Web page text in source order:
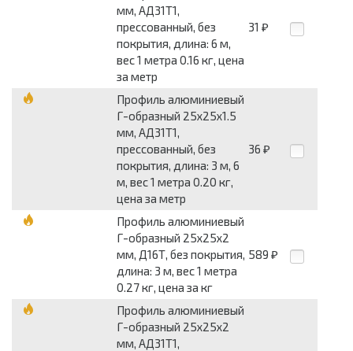
мм, АД31Т1,
прессованный, без
покрытия, длина: 6 м,
вес 1 метра 0.16 кг, цена
за метр
31 ₽
Профиль алюминиевый
Г-образный 25x25x1.5
мм, АД31Т1,
прессованный, без
покрытия, длина: 3 м, 6
м, вес 1 метра 0.20 кг,
цена за метр
36 ₽
Профиль алюминиевый
Г-образный 25x25x2
мм, Д16Т, без покрытия,
длина: 3 м, вес 1 метра
0.27 кг, цена за кг
589 ₽
Профиль алюминиевый
Г-образный 25x25x2
мм, АД31Т1,